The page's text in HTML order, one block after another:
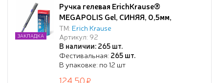
Ручка гелевая ErichKrause®
MEGAPOLIS Gel, СИНЯЯ, 0,5мм,
ТМ: Erich Krause
Артикул: 92
В наличии: 265 шт.
Фестивальная: 265 шт.
В упаковке: по 12 шт
ЗАКЛАДКА
124,50